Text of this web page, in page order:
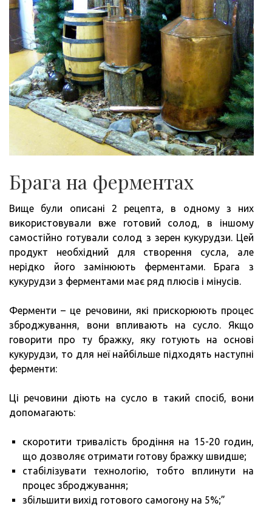
Брага на ферментах
Вище були описані 2 рецепта, в одному з них
використовували вже готовий солод, в іншому
самостійно готували солод з зерен кукурудзи. Цей
продукт необхідний для створення сусла, але
нерідко його замінюють ферментами. Брага з
кукурудзи з ферментами має ряд плюсів і мінусів.
Ферменти – це речовини, які прискорюють процес
зброджування, вони впливають на сусло. Якщо
говорити про ту бражку, яку готують на основі
кукурудзи, то для неї найбільше підходять наступні
ферменти:
Ці речовини діють на сусло в такий спосіб, вони
допомагають:
скоротити тривалість бродіння на 15-20 годин,
що дозволяє отримати готову бражку швидше;
стабілізувати технологію, тобто вплинути на
процес зброджування;
збільшити вихід готового самогону на 5%;”